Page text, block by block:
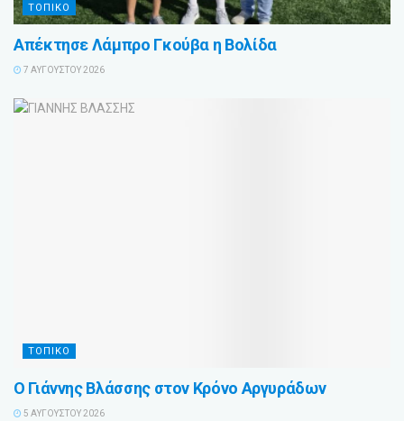
ΤΟΠΙΚΟ
Απέκτησε Λάμπρο Γκούβα η Βολίδα
7 ΑΥΓΟΎΣΤΟΥ 2026
ΤΟΠΙΚΟ
Ο Γιάννης Βλάσσης στον Κρόνο Αργυράδων
5 ΑΥΓΟΎΣΤΟΥ 2026